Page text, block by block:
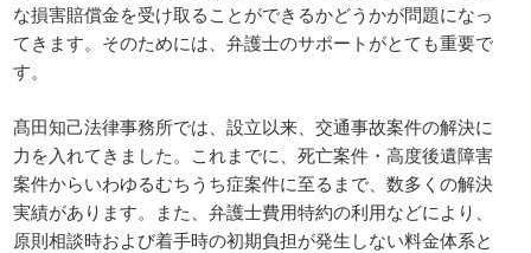
な損害賠償金を受け取ることができるかどうかが問題になっ
てきます。そのためには、弁護士のサポートがとても重要で
す。
髙田知己法律事務所では、設立以来、交通事故案件の解決に
力を入れてきました。これまでに、死亡案件・高度後遺障害
案件からいわゆるむちうち症案件に至るまで、数多くの解決
実績があります。また、弁護士費用特約の利用などにより、
原則相談時および着手時の初期負担が発生しない料金体系と